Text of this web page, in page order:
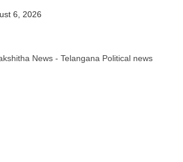
6, 2026
News - Telangana Political news